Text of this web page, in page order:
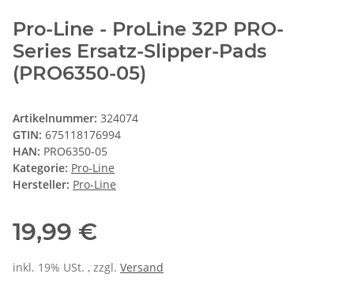
Pro-Line - ProLine 32P PRO-
Series Ersatz-Slipper-Pads
(PRO6350-05)
Artikelnummer: 324074
GTIN: 675118176994
HAN: PRO6350-05
Kategorie: Pro-Line
Hersteller: Pro-Line
19,99 €
inkl. 19% USt. , zzgl. Versand